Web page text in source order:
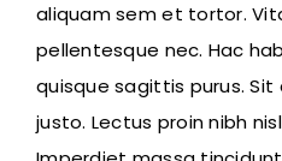
aliquam sem et tortor.
pellentesque nec. Hac
quisque sagittis purus.
justo. Lectus proin nibh